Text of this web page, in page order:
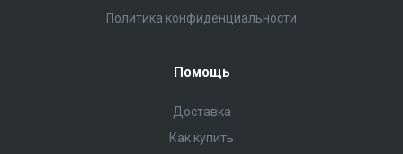
Политика конфиденциальности
Помощь
Доставка
Как купить